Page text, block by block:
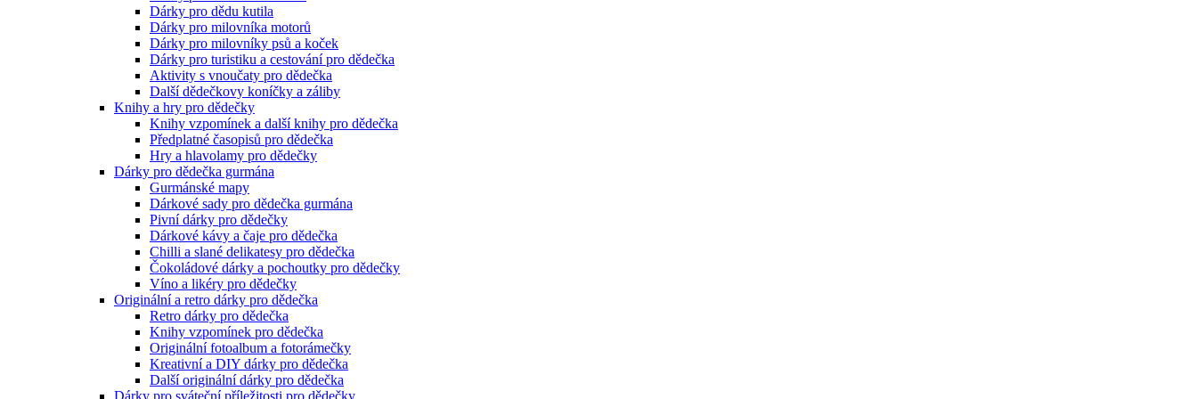
Dárky pro dědu kutila
Dárky pro milovníka motorů
Dárky pro milovníky psů a koček
Dárky pro turistiku a cestování pro dědečka
Aktivity s vnoučaty pro dědečka
Další dědečkovy koníčky a záliby
Knihy a hry pro dědečky
Knihy vzpomínek a další knihy pro dědečka
Předplatné časopisů pro dědečka
Hry a hlavolamy pro dědečky
Dárky pro dědečka gurmána
Gurmánské mapy
Dárkové sady pro dědečka gurmána
Pivní dárky pro dědečky
Dárkové kávy a čaje pro dědečka
Chilli a slané delikatesy pro dědečka
Čokoládové dárky a pochoutky pro dědečky
Víno a likéry pro dědečky
Originální a retro dárky pro dědečka
Retro dárky pro dědečka
Knihy vzpomínek pro dědečka
Originální fotoalbum a fotorámečky
Kreativní a DIY dárky pro dědečka
Další originální dárky pro dědečka
Dárky pro sváteční příležitosti pro dědečky